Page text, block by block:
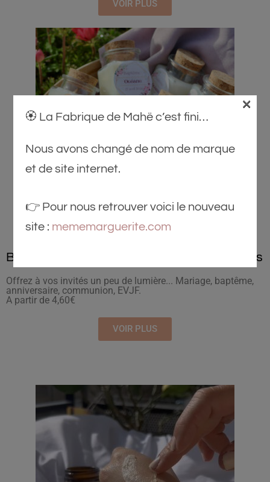
VOIR PLUS
Bougie personnalisée pour vos évènements
Offrez à vos invités un peu de lumière... Mariage, baptême,
anniversaire, communion, EVJF.
A partir de 4,60€
VOIR PLUS
🏵️ La Fabrique de Mahë c’est fini…
Nous avons changé de nom de marque
et de site internet.
👉 Pour nous retrouver voici le nouveau
site : mememarguerite.com
×